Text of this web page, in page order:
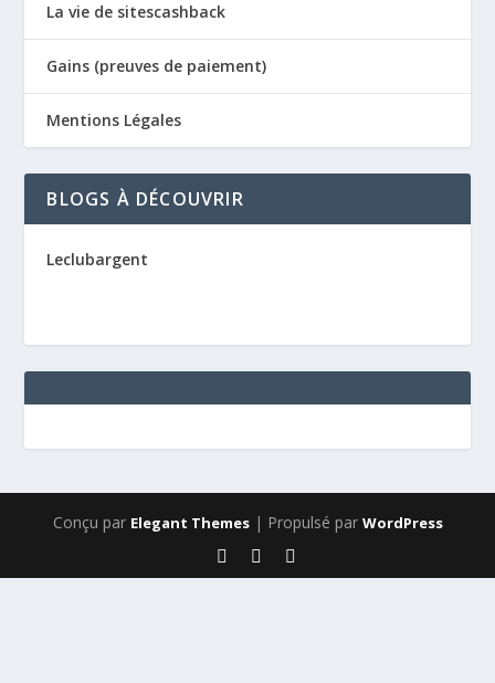
La vie de sitescashback
Gains (preuves de paiement)
Mentions Légales
BLOGS À DÉCOUVRIR
Leclubargent
Conçu par Elegant Themes| Propulsé par WordPress